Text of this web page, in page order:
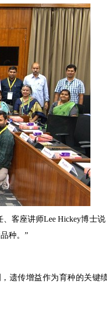
客座讲师Lee Hickey博士说
种。”
遗传增益作为育种的关键